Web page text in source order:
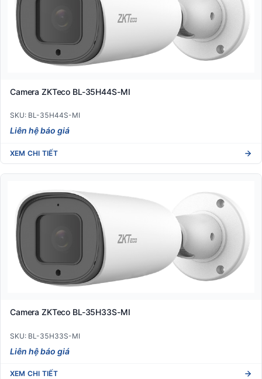
Camera ZKTeco BL-35H44S-MI
SKU: BL-35H44S-MI
Liên hệ báo giá
XEM CHI TIẾT
Camera ZKTeco BL-35H33S-MI
SKU: BL-35H33S-MI
Liên hệ báo giá
XEM CHI TIẾT